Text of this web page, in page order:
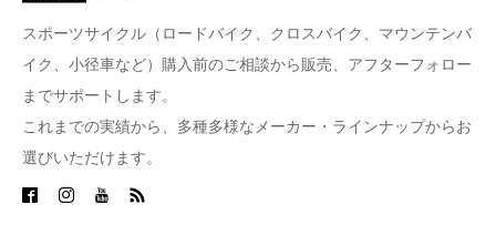
スポーツサイクル（ロードバイク、クロスバイク、マウンテンバ
イク、小径車など）購入前のご相談から販売、アフターフォロー
までサポートします。
これまでの実績から、多種多様なメーカー・ラインナップからお
選びいただけます。